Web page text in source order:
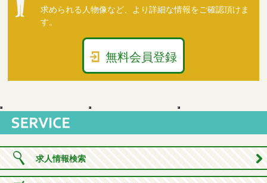
求められる人物像など、より詳細な情報をご確認頂けま
す。
無料会員登録
求人情報検索